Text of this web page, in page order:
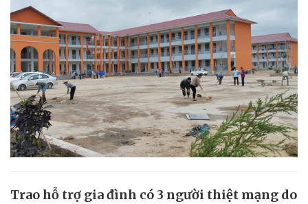
Trao hỗ trợ gia đình có 3 người thiệt mạng do